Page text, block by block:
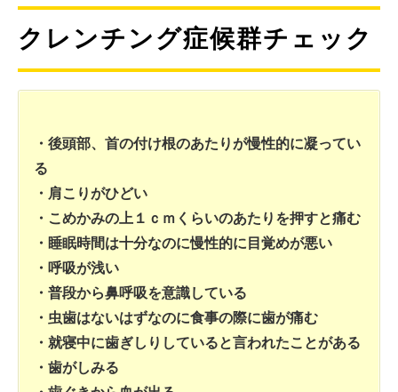
クレンチング症候群チェック
・後頭部、首の付け根のあたりが慢性的に凝ってい
る
・肩こりがひどい
・こめかみの上１ｃｍくらいのあたりを押すと痛む
・睡眠時間は十分なのに慢性的に目覚めが悪い
・呼吸が浅い
・普段から鼻呼吸を意識している
・虫歯はないはずなのに食事の際に歯が痛む
・就寝中に歯ぎしりしていると言われたことがある
・歯がしみる